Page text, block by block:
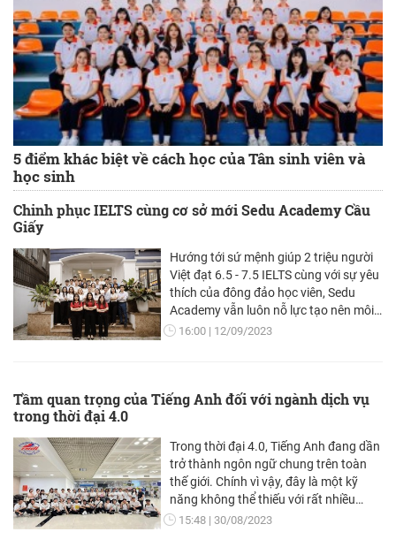
5 điểm khác biệt về cách học của Tân sinh viên và
học sinh
Chinh phục IELTS cùng cơ sở mới Sedu Academy Cầu
Giấy
Hướng tới sứ mệnh giúp 2 triệu người
Việt đạt 6.5 - 7.5 IELTS cùng với sự yêu
thích của đông đảo học viên, Sedu
Academy vẫn luôn nỗ lực tạo nên môi
trường học tập chất lượng và hứa hẹn
16:00 12/09/2023
Tầm quan trọng của Tiếng Anh đối với ngành dịch vụ
trong thời đại 4.0
Trong thời đại 4.0, Tiếng Anh đang dần
trở thành ngôn ngữ chung trên toàn
thế giới. Chính vì vậy, đây là một kỹ
năng không thể thiếu với rất nhiều
ngành nghề, đặc biệt là các ngành dịch
15:48 30/08/2023